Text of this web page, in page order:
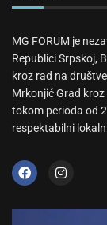
MG FORUM je
Republici Srpskoj,
kroz rad na
Mrkonjić Grad
tokom perioda od
respektabilni